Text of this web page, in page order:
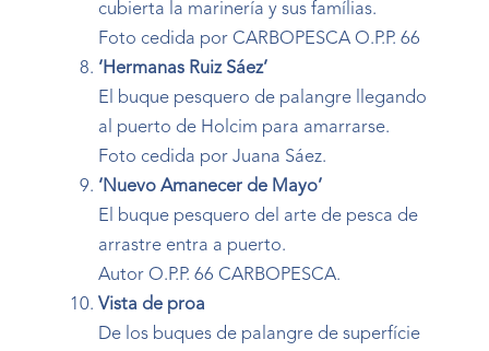
cubierta la marinería y sus famílias.
Foto cedida por CARBOPESCA O.P.P. 66
‘Hermanas Ruiz Sáez’
El buque pesquero de palangre llegando
al puerto de Holcim para amarrarse.
Foto cedida por Juana Sáez.
‘Nuevo Amanecer de Mayo’
El buque pesquero del arte de pesca de
arrastre entra a puerto.
Autor O.P.P. 66 CARBOPESCA.
Vista de proa
De los buques de palangre de superfície